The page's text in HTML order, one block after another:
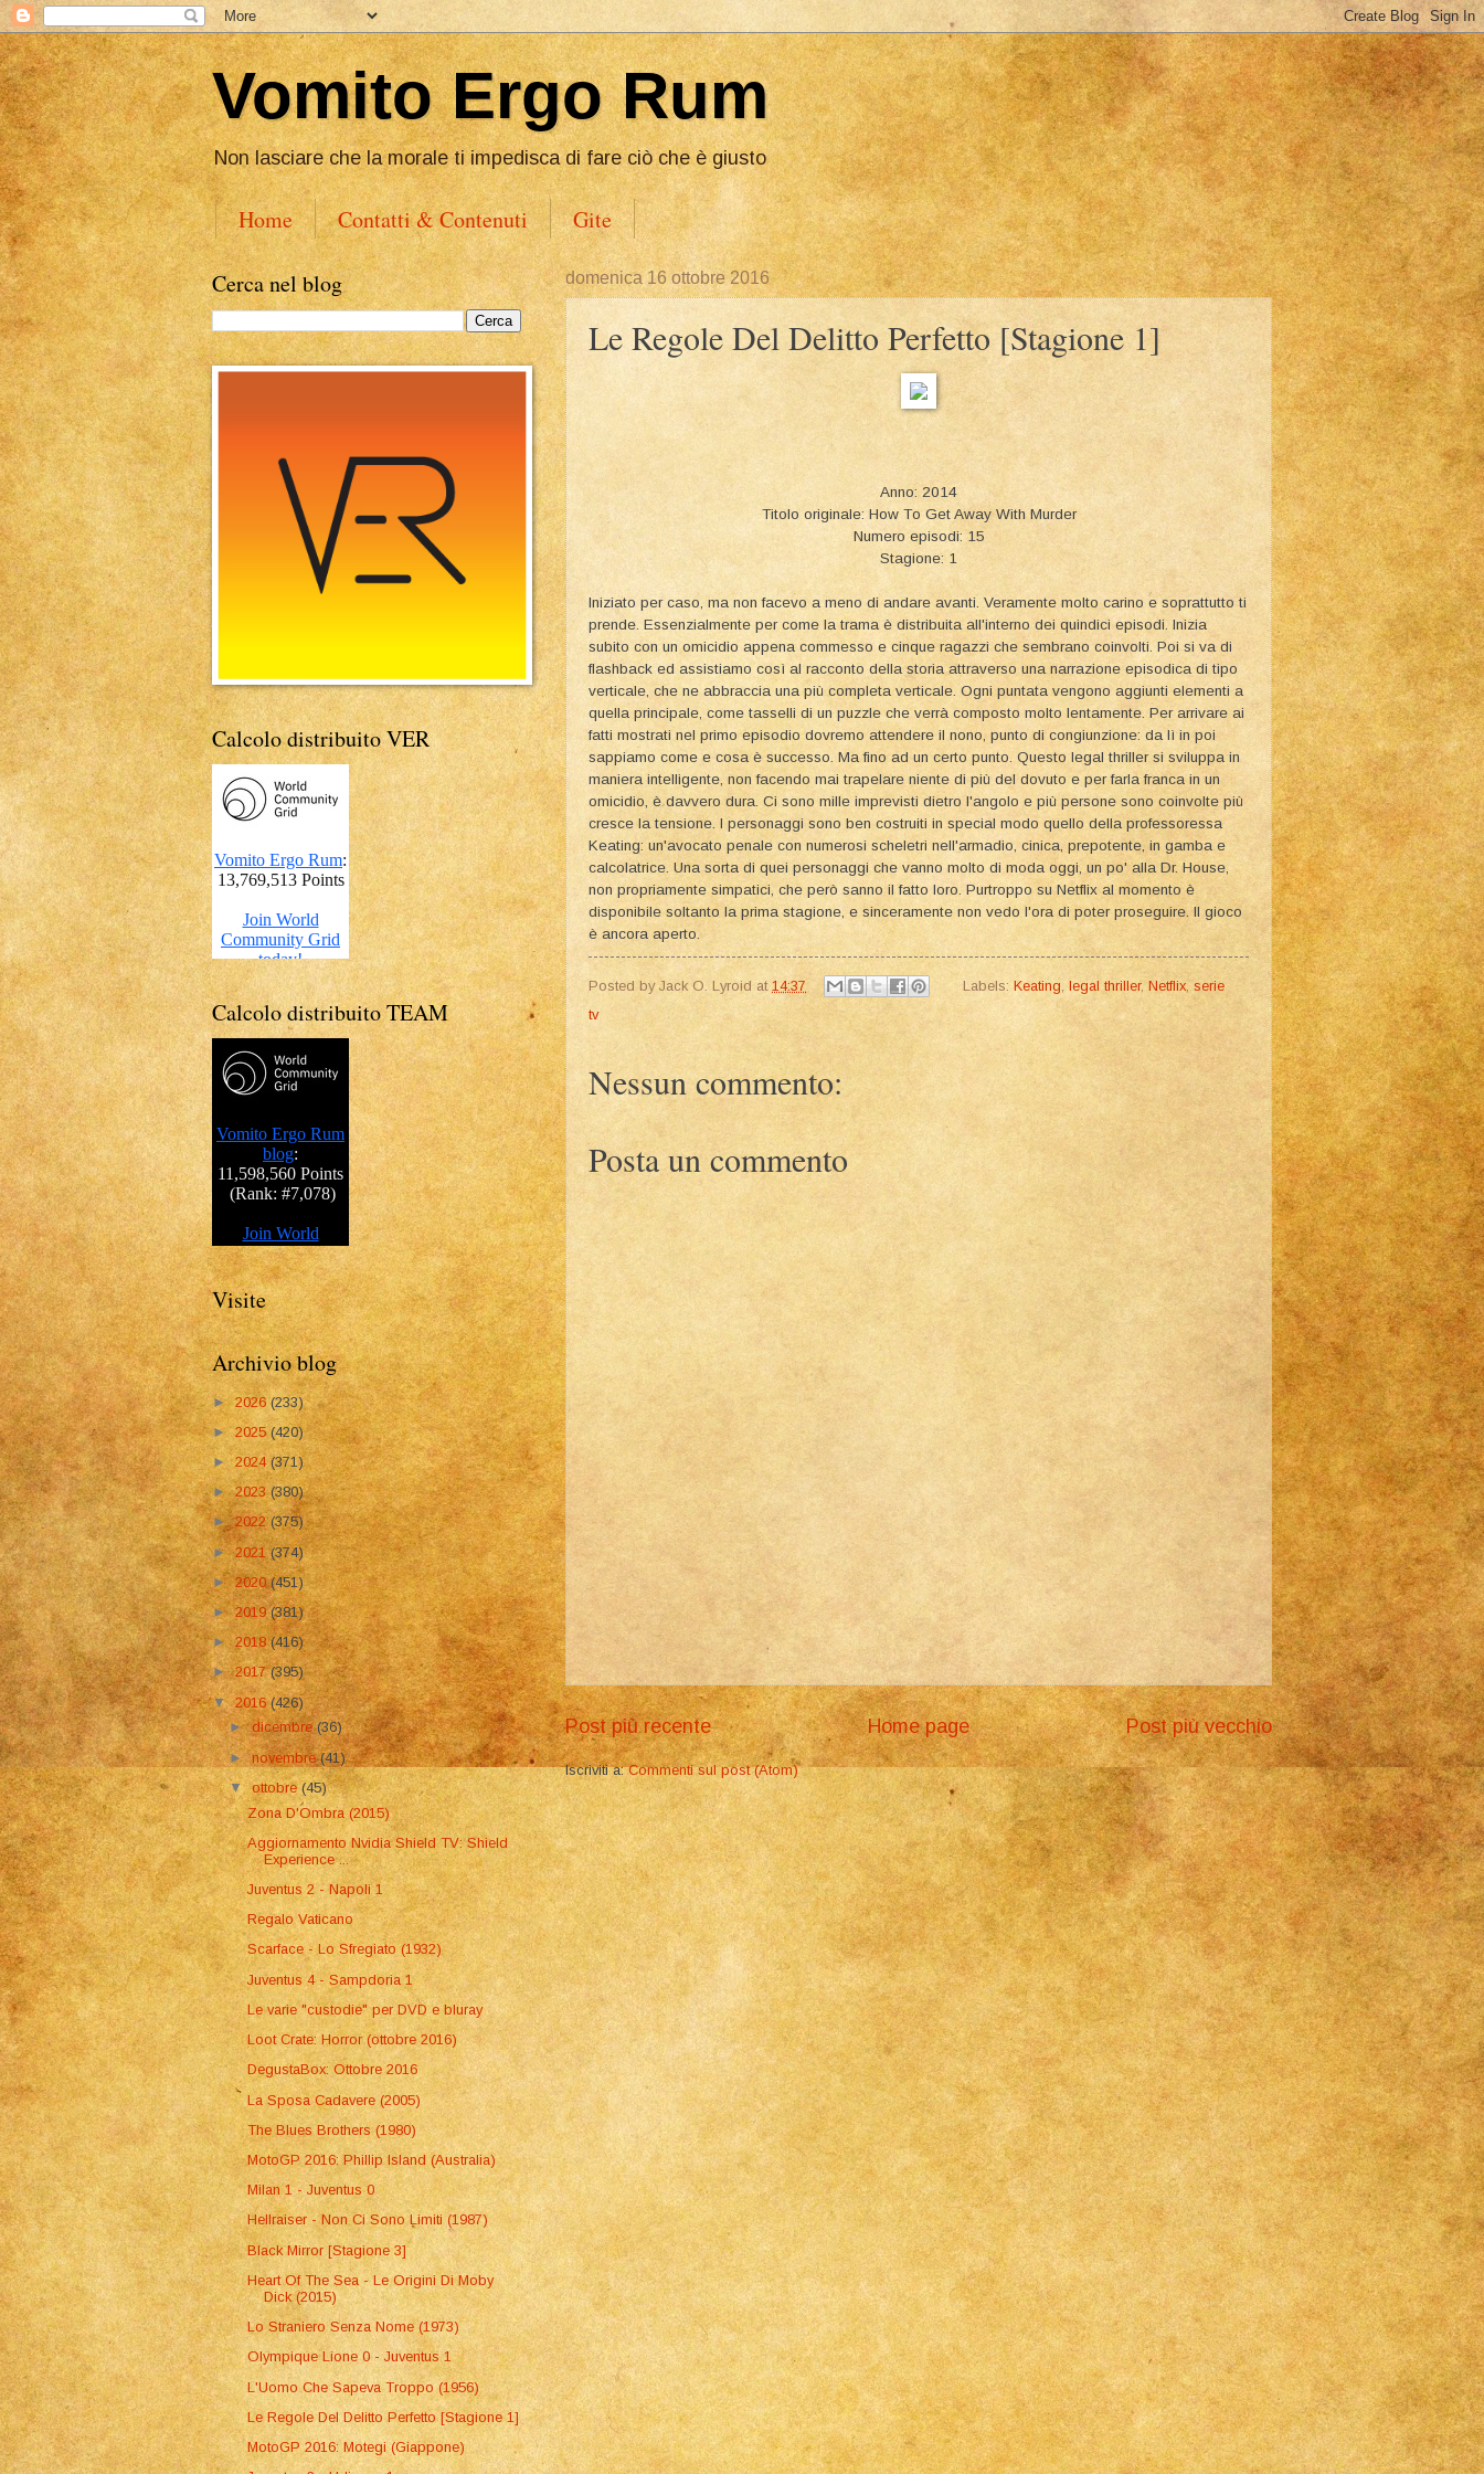
Vomito Ergo Rum
Non lasciare che la morale ti impedisca di fare ciò che è giusto
Home Contatti & Contenuti Gite
domenica 16 ottobre 2016
Le Regole Del Delitto Perfetto [Stagione 1]
Anno: 2014
Titolo originale: How To Get Away With Murder
Numero episodi: 15
Stagione: 1
Iniziato per caso, ma non facevo a meno di andare avanti. Veramente molto carino e soprattutto ti
prende. Essenzialmente per come la trama è distribuita all'interno dei quindici episodi. Inizia
subito con un omicidio appena commesso e cinque ragazzi che sembrano coinvolti. Poi si va di
flashback ed assistiamo così al racconto della storia attraverso una narrazione episodica di tipo
verticale, che ne abbraccia una più completa verticale. Ogni puntata vengono aggiunti elementi a
quella principale, come tasselli di un puzzle che verrà composto molto lentamente. Per arrivare ai
fatti mostrati nel primo episodio dovremo attendere il nono, punto di congiunzione: da lì in poi
sappiamo come e cosa è successo. Ma fino ad un certo punto. Questo legal thriller si sviluppa in
maniera intelligente, non facendo mai trapelare niente di più del dovuto e per farla franca in un
omicidio, è davvero dura. Ci sono mille imprevisti dietro l'angolo e più persone sono coinvolte più
cresce la tensione. I personaggi sono ben costruiti in special modo quello della professoressa
Keating: un'avocato penale con numerosi scheletri nell'armadio, cinica, prepotente, in gamba e
calcolatrice. Una sorta di quei personaggi che vanno molto di moda oggi, un po' alla Dr. House,
non propriamente simpatici, che però sanno il fatto loro. Purtroppo su Netflix al momento è
disponibile soltanto la prima stagione, e sinceramente non vedo l'ora di poter proseguire. Il gioco
è ancora aperto.
Posted byJack O. Lyroid at 14:37 Labels: Keating legal thriller, Netflix, serie
tv
Nessun commento:
Posta un commento
Post più recente Post più vecchio
Home page
Iscriviti a:Commenti sul post (Atom)
Cerca nel blog
Calcolo distribuito VER
Calcolo distribuito TEAM
Visite
Archivio blog
► 2026(233)
►2025(420)
►2024 (371)
►2023(380)
►2022 (375)
►2021(374)
►2020(451)
►2019(381)
►2018(416)
►2017(395)
▼2016(426)
►dicembre(36)
►novembre(41)
▼ottobre(45)
Zona D'Ombra (2015)
Aggiornamento Nvidia Shield TV: Shield
Experience ...
Juventus 2 - Napoli 1
Regalo Vaticano
Scarface - Lo Sfregiato (1932)
Juventus 4 - Sampdoria 1
Le varie "custodie" per DVD e bluray
Loot Crate: Horror (ottobre 2016)
DegustaBox: Ottobre 2016
La Sposa Cadavere (2005)
The Blues Brothers (1980)
MotoGP 2016: Phillip Island (Australia)
Milan 1 - Juventus 0
Hellraiser - Non Ci Sono Limiti (1987)
Black Mirror [Stagione 3]
Heart Of The Sea - Le Origini Di Moby
Dick (2015)
Lo Straniero Senza Nome (1973)
Olympique Lione 0 - Juventus 1
L'Uomo Che Sapeva Troppo (1956)
Le Regole Del Delitto Perfetto [Stagione 1]
MotoGP 2016: Motegi (Giappone)